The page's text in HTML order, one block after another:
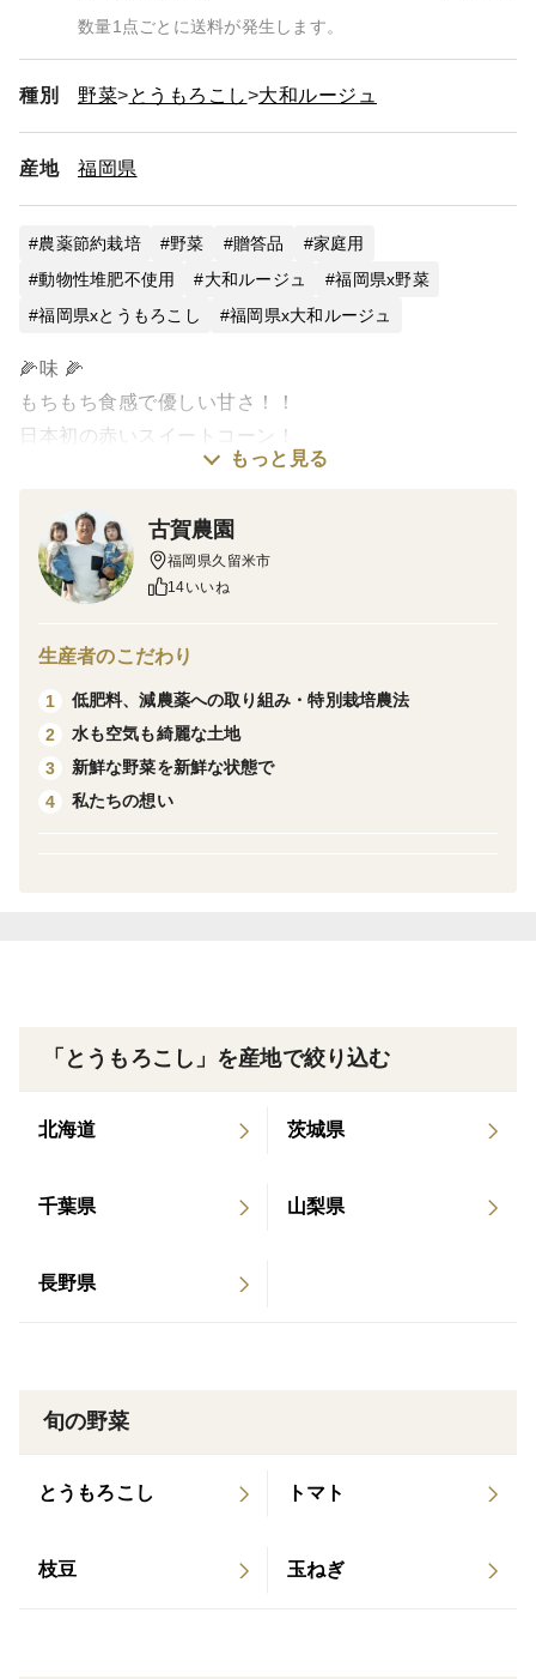
数量1点ごとに送料が発生します。
種別 野菜 とうもろこし 大和ルージュ
産地 福岡県
農薬節約栽培 野菜 贈答品
家庭用
動物性堆肥不使用
大和ルージュ
福岡県x野菜
福岡県xとうもろこし
福岡県x大和ルージュ
🌽味 🌽
もちもち食感で優しい甘さ！！
日本初の赤いスイートコーン！
福岡県久留米市北野町は若い農家が盛んにとうもろこし
を栽培している地域です。
北野コスモスパークでは毎年とうもろしのイベントが開
して盛り上げる活動もしています。
期間限定オープンの無人販売も大人気！一度食べたら、
とうもろこしってこんなに甘かったの？！と感動するは
ず！
ださい。
もっと見る
古賀農園
福岡県久留米市
14いいね
生産者のこだわり
1
低肥料、減農薬への取り組み・特別栽培農法
2
水も空気も綺麗な土地
3
新鮮な野菜を新鮮な状態で
4
私たちの想い
「とうもろこし」を産地で絞り込む
北海道 茨城県
千葉県 山梨県
長野県
旬の野菜
とうもろこし トマト
枝豆 玉ねぎ